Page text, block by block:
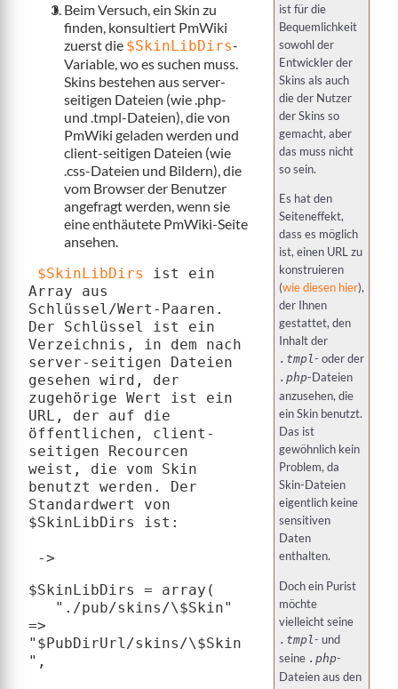
ist für die
Bequemlichkeit
sowohl der
Entwickler der
Skins als auch
die der Nutzer
der Skins so
gemacht, aber
das muss nicht
so sein.
Es hat den
Seiteneffekt,
dass es möglich
ist, einen URL zu
konstruieren
(wie diesen hier),
der Ihnen
gestattet, den
Inhalt der
.tmpl- oder der
.php-Dateien
anzusehen, die
ein Skin benutzt.
Das ist
gewöhnlich kein
Problem, da
Skin-Dateien
eigentlich keine
sensitiven
Daten
enthalten.
Doch ein Purist
möchte
vielleicht seine
.tmpl- und
seine .php-
Dateien aus den
Beim Versuch, ein Skin zu
finden, konsultiert PmWiki
zuerst die $SkinLibDirs-
Variable, wo es suchen muss.
Skins bestehen aus server-
seitigen Dateien (wie .php-
und .tmpl-Dateien), die von
PmWiki geladen werden und
client-seitigen Dateien (wie
.css-Dateien und Bildern), die
vom Browser der Benutzer
angefragt werden, wenn sie
eine enthäutete PmWiki-Seite
ansehen.
$SkinLibDirs
ist ein
Array aus
Schlüssel/Wert-Paaren.
Der Schlüssel ist ein
Verzeichnis, in dem nach
server-seitigen Dateien
gesehen wird, der
zugehörige Wert ist ein
URL, der auf die
öffentlichen, client-
seitigen Recourcen
weist, die vom Skin
benutzt werden. Der
$SkinLibDirs
ist:
->
$SkinLibDirs = array(
=>
"$PubDirUrl/skins/\$Skin
",